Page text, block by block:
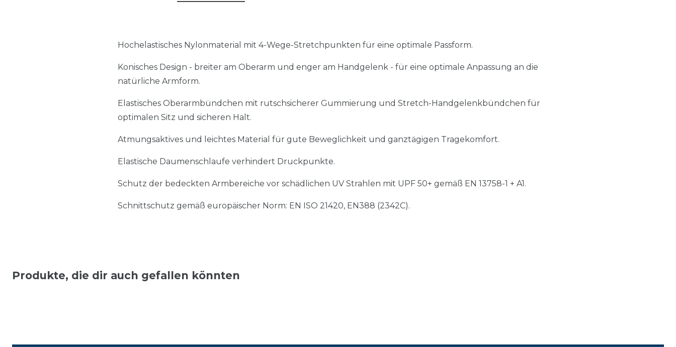
Hochelastisches Nylonmaterial mit 4-Wege-Stretchpunkten für eine optimale Passform.
Konisches Design - breiter am Oberarm und enger am Handgelenk - für eine optimale Anpassung an die
natürliche Armform.
Elastisches Oberarmbündchen mit rutschsicherer Gummierung und Stretch-Handgelenkbündchen für
optimalen Sitz und sicheren Halt.
Atmungsaktives und leichtes Material für gute Beweglichkeit und ganztägigen Tragekomfort.
Elastische Daumenschlaufe verhindert Druckpunkte.
Schutz der bedeckten Armbereiche vor schädlichen UV Strahlen mit UPF 50+ gemäß EN 13758-1 + A1.
Schnittschutz gemäß europäischer Norm: EN ISO 21420, EN388 (2342C).
Produkte, die dir auch gefallen könnten